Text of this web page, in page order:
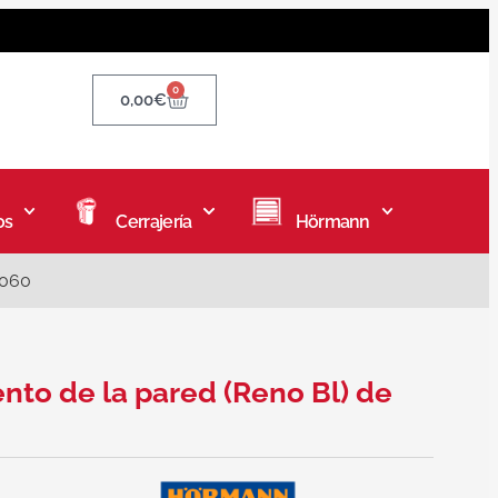
0,00€ 0
Cerrajería Hörmann
de la pared (Reno Bl) de